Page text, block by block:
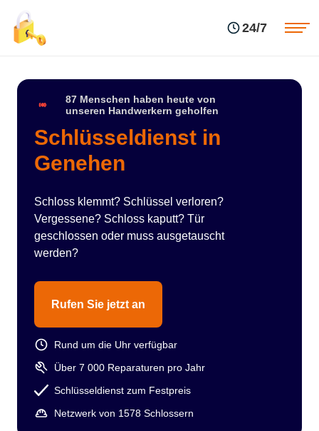
24/7
87 Menschen haben heute von
unseren Handwerkern geholfen
Schlüsseldienst in
Genehen
Schloss klemmt? Schlüssel verloren?
Vergessene? Schloss kaputt? Tür
geschlossen oder muss ausgetauscht
werden?
Rufen Sie jetzt an
Rund um die Uhr verfügbar
Über 7 000 Reparaturen pro Jahr
Schlüsseldienst zum Festpreis
Netzwerk von 1578 Schlossern